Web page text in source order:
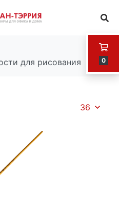
0
для рисования
36